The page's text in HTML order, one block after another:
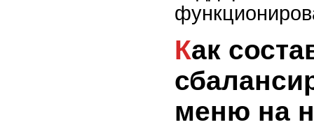
Как составить
меню на